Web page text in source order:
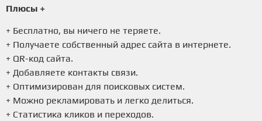
Плюсы +
+ Бесплатно, вы ничего не теряете.
+ Получаете собственный адрес сайта в интернете.
+ QR-код сайта.
+ Добавляете контакты связи.
+ Оптимизирован для поисковых систем.
+ Можно рекламировать и легко делиться.
+ Статистика кликов и переходов.